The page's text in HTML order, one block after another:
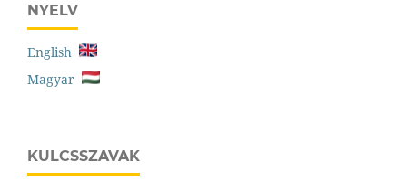
NYELV
English
Magyar
KULCSSZAVAK